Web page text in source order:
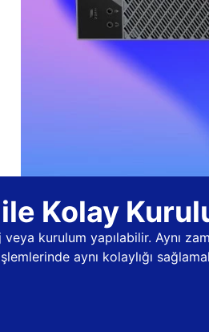
ile Kolay
kurulum yapılabilir. Aynı
aynı kolaylığı